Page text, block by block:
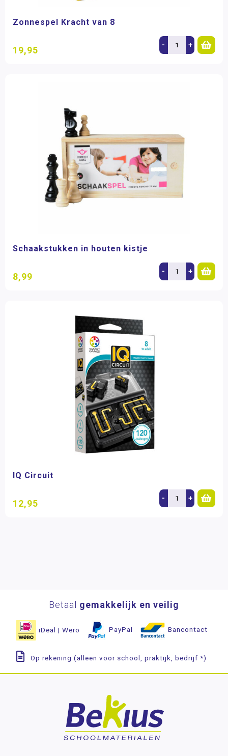
Zonnespel Kracht van 8
19,95 - +
Schaakstukken in houten kistje
8,99 - +
IQ Circuit
12,95 - +
Betaal gemakkelijk en veilig
iDeal | Wero PayPal Bancontact
Op rekening (alleen voor school, praktijk, bedrijf *)